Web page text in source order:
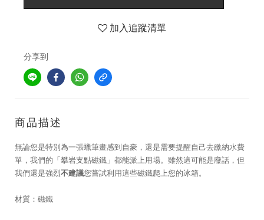
加入追蹤清單
分享到
商品描述
無論您是特別為一張蠟筆畫感到自豪，還是需要提醒自己去繳納水費
單，我們的「攀岩支點磁鐵」都能派上用場。雖然這可能是廢話，但
我們還是強烈不建議您嘗試利用這些磁鐵爬上您的冰箱。
材質：磁鐵